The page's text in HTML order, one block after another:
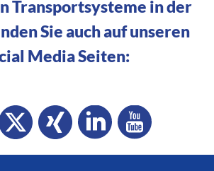
Transportsysteme in der
Sie auch auf unseren
Media Seiten: